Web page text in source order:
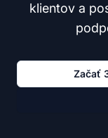
klientov a
Začať